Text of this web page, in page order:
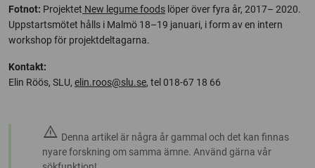
Fotnot: Projektet New legume foods löper över fyra år, 2017– 2020.
Uppstartsmötet hålls i Malmö 18–19 januari, i form av en intern
workshop för projektdeltagarna.
Kontakt:
Elin Röös, SLU, elin.roos@slu.se, tel 018-67 18 66
warning Denna artikel är några år gammal och det kan finnas
nyare forskning om samma ämne. Använd gärna vår